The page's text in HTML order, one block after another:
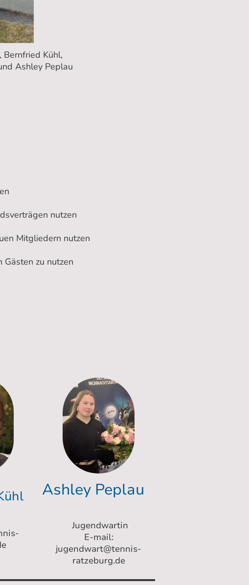
Bernfried Kühl,
Ashley Peplau
nutzen
Mitgliedern nutzen
zu nutzen
Ashley Peplau
Jugendwartin
E-mail:
jugendwart@tennis-
ratzeburg.de